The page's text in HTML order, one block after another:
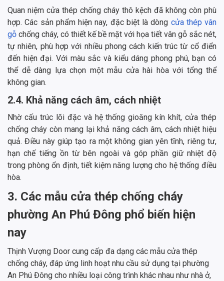
Quan niệm cửa thép chống cháy thô kệch đã không còn phù
hợp. Các sản phẩm hiện nay, đặc biệt là dòng cửa thép vân
gỗ chống cháy, có thiết kế bề mặt với họa tiết vân gỗ sắc nét,
tự nhiên, phù hợp với nhiều phong cách kiến trúc từ cổ điển
đến hiện đại. Với màu sắc và kiểu dáng phong phú, bạn có
thể dễ dàng lựa chọn một mẫu cửa hài hòa với tổng thể
không gian.
2.4. Khả năng cách âm, cách nhiệt
Nhờ cấu trúc lõi đặc và hệ thống gioăng kín khít, cửa thép
chống cháy còn mang lại khả năng cách âm, cách nhiệt hiệu
quả. Điều này giúp tạo ra một không gian yên tĩnh, riêng tư,
hạn chế tiếng ồn từ bên ngoài và góp phần giữ nhiệt độ
trong phòng ổn định, tiết kiệm năng lượng cho hệ thống điều
hòa.
3. Các mẫu cửa thép chống cháy
phường An Phú Đông phổ biến hiện
nay
Thịnh Vượng Door cung cấp đa dạng các mẫu cửa thép
chống cháy, đáp ứng linh hoạt nhu cầu sử dụng tại phường
An Phú Đông cho nhiều loại công trình khác nhau như nhà ở,